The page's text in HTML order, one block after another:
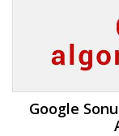
Google